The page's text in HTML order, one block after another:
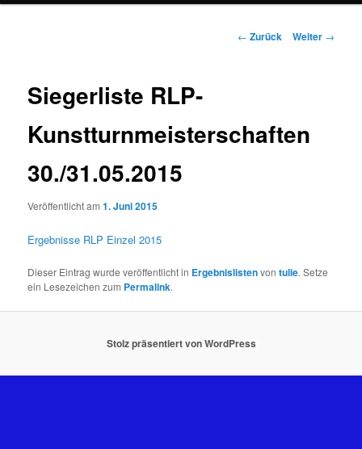
Beitrags-
← Zurück Weiter →
Siegerliste RLP-
Kunstturnmeisterschaften
30./31.05.2015
Veröffentlicht am1. Juni 2015
Ergebnisse RLP Einzel 2015
Dieser Eintrag wurde veröffentlicht in Ergebnislistenvontulie. Setze
ein Lesezeichen zum Permalink.
Stolz präsentiert von WordPress